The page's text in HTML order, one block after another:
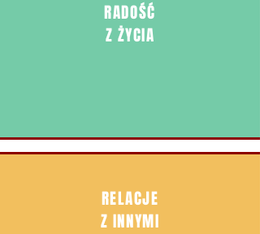
RADOŚĆ
Z ŻYCIA
RELACJE
Z INNYMI